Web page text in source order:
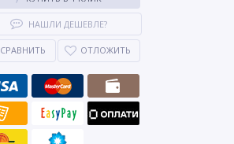
НАШЛИ ДЕШЕВЛЕ?
СРАВНИТЬ ОТЛОЖИТЬ